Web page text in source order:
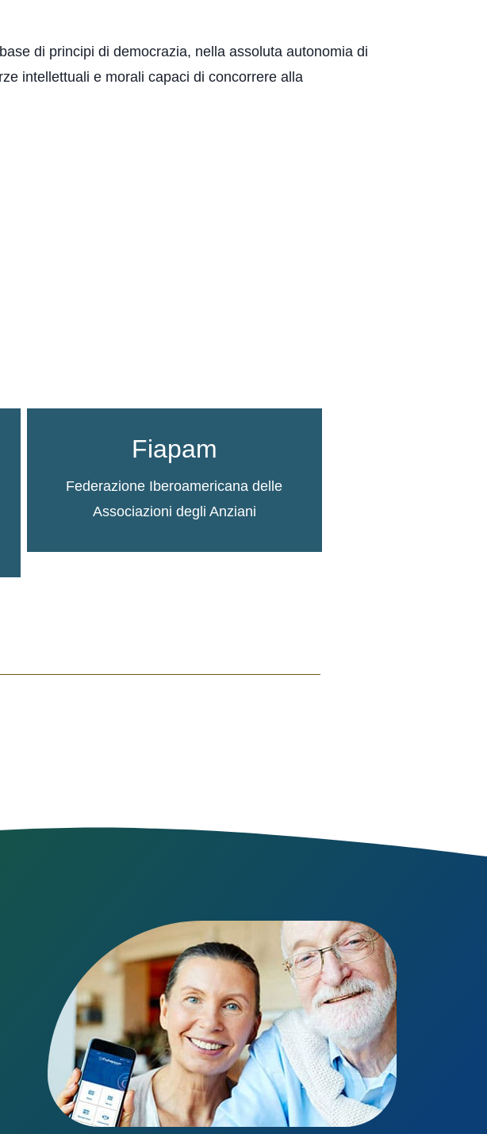
di principi di democrazia, nella assoluta autonomia di
intellettuali e morali capaci di concorrere alla
Fiapam
Federazione Iberoamericana delle
Associazioni degli Anziani